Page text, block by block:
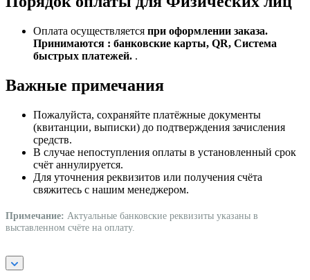
Оплата осуществляется при оформлении заказа.
Принимаются : банковские карты, QR, Система
быстрых платежей. .
Важные примечания
Пожалуйста, сохраняйте платёжные документы
(квитанции, выписки) до подтверждения зачисления
средств.
В случае непоступления оплаты в установленный срок
счёт аннулируется.
Для уточнения реквизитов или получения счёта
свяжитесь с нашим менеджером.
Примечание: Актуальные банковские реквизиты указаны в
выставленном счёте на оплату.